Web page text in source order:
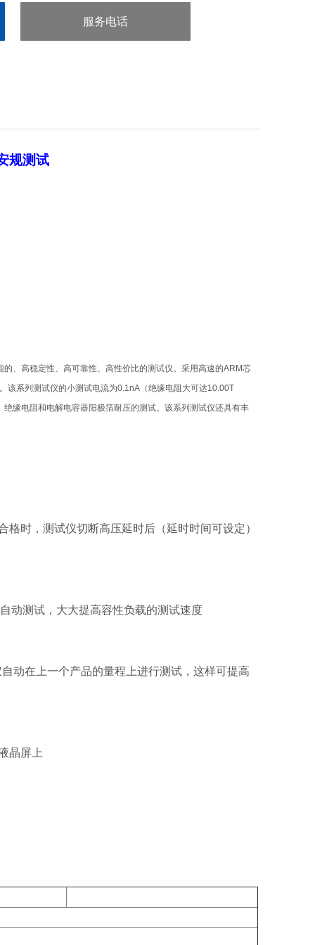
服务电话
规测试
、高稳定性、高可靠性、高性价比的测试仪。采用高速的ARM芯
该系列测试仪的小测试电流为0.1nA（绝缘电阻大可达10.00T
缘电阻和电解电容器阳极箔耐压的测试。该系列测试仪还具有丰
时，测试仪切断高压延时后（延时时间可设定）
动测试，大大提高容性负载的测试速度
动在上一个产品的量程上进行测试，这样可提高
晶屏上